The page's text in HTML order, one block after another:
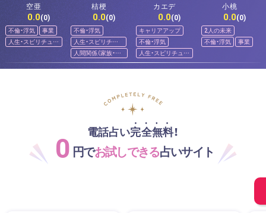
空亜
0.0(0)
不倫・浮気
事業
人生・スピリチュア
ル
桔梗
0.0(0)
不倫・浮気
人生・スピリチュ
アル
人間関係（家族・友
人）
カエデ
0.0(0)
キャリアアップ
不倫・浮気
人生・スピリチュア
ル
小桃
0.0(0)
2人の未来
不倫・浮気
事業
電話占い完全無料！
0 円でお試しできる占いサイト